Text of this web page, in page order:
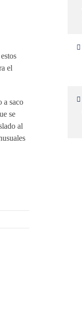
el
a saco
se
al